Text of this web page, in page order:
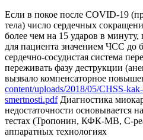
Если в покое после COVID-19
тела) число сердечных
более чем на 15 ударов в
для пациента значением ЧСС до
сердечно-сосудистая система
переживать фазу деструкции
вызвало компенсаторное
content/uploads/2018/05/CHSS-
smertnosti.pdfДиагностика
недостаточности основывается
тестах (Тропонин, КФК-МВ, С-
аппаратных технологиях